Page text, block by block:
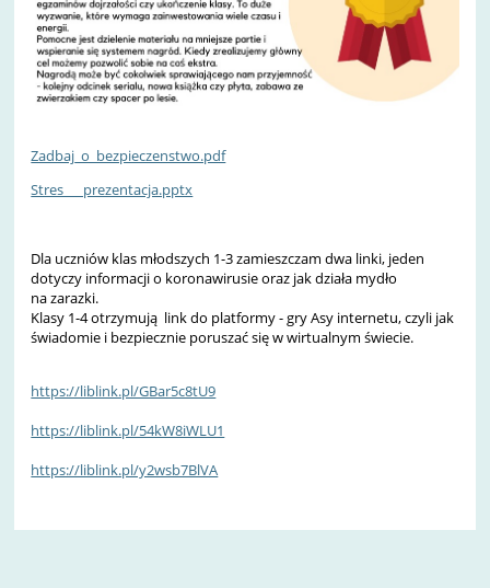
Zadbaj_o_bezpieczenstwo.pdf
Stres___prezentacja.pptx
Dla uczniów klas młodszych 1-3 zamieszczam dwa linki, jeden
dotyczy informacji o koronawirusie oraz jak działa mydło
na zarazki.
Klasy 1-4 otrzymują link do platformy - gry Asy internetu, czyli jak
świadomie i bezpiecznie poruszać się w wirtualnym świecie.
https://liblink.pl/GBar5c8tU9
https://liblink.pl/54kW8iWLU1
https://liblink.pl/y2wsb7BlVA